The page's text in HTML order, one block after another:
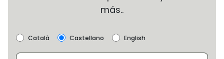
más..
Català Castellano English